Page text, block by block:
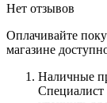
Нет отзывов
Оплачивайте
магазине
Наличные
Специалист